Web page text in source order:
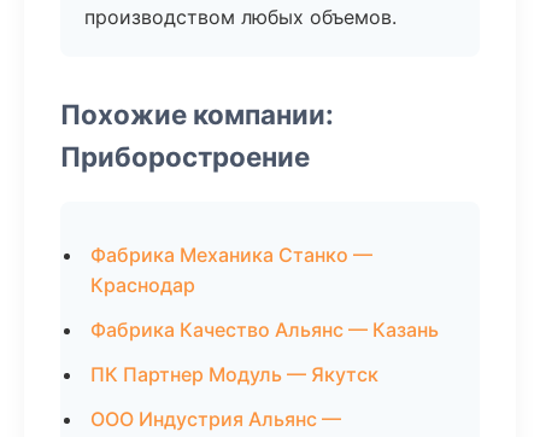
производством любых объемов.
Похожие компании:
Приборостроение
Фабрика Механика Станко —
Краснодар
Фабрика Качество Альянс — Казань
ПК Партнер Модуль — Якутск
ООО Индустрия Альянс —